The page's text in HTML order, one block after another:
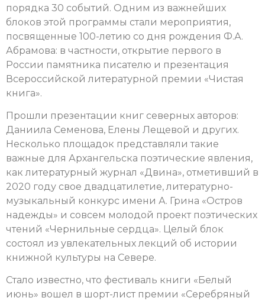
порядка 30 событий. Одним из важнейших
блоков этой программы стали мероприятия,
посвященные 100-летию со дня рождения Ф.А.
Абрамова: в частности, открытие первого в
России памятника писателю и презентация
Всероссийской литературной премии «Чистая
книга».
Прошли презентации книг северных авторов:
Даниила Семенова, Елены Лещевой и других.
Несколько площадок представляли такие
важные для Архангельска поэтические явления,
как литературный журнал «Двина», отметивший в
2020 году свое двадцатилетие, литературно-
музыкальный конкурс имени А. Грина «Остров
надежды» и совсем молодой проект поэтических
чтений «Чернильные сердца». Целый блок
состоял из увлекательных лекций об истории
книжной культуры на Севере.
Стало известно, что фестиваль книги «Белый
июнь» вошел в шорт-лист премии «Серебряный